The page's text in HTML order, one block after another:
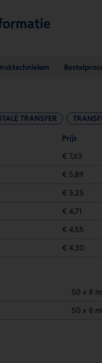
TRANSFER
Prijs
€ 7,63
€ 5,89
€ 5,25
€ 4,71
€ 4,55
€ 4,30
50 x 8
50 x 8